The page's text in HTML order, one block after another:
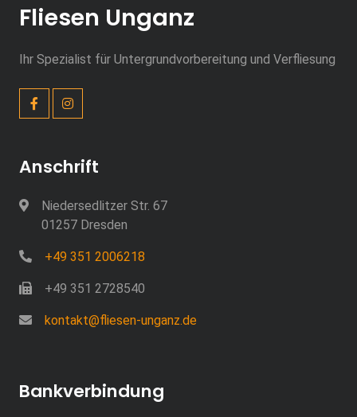
Fliesen Unganz
Ihr Spezialist für Untergrundvorbereitung und Verfliesung
Anschrift
Niedersedlitzer Str. 67
01257 Dresden
+49 351 2006218
+49 351 2728540
kontakt@fliesen-unganz.de
Bankverbindung